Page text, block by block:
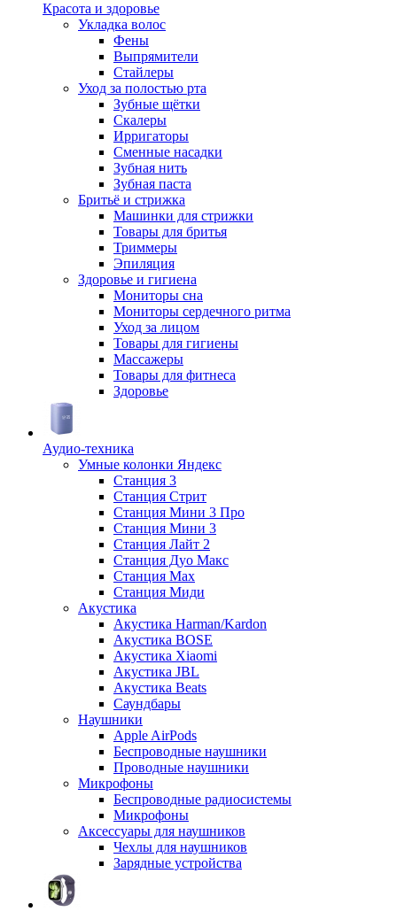
Красота и здоровье
Укладка волос
Фены
Выпрямители
Стайлеры
Уход за полостью рта
Зубные щётки
Скалеры
Ирригаторы
Сменные насадки
Зубная нить
Зубная паста
Бритьё и стрижка
Машинки для стрижки
Товары для бритья
Триммеры
Эпиляция
Здоровье и гигиена
Мониторы сна
Мониторы сердечного ритма
Уход за лицом
Товары для гигиены
Массажеры
Товары для фитнеса
Здоровье
Аудио-техника
Умные колонки Яндекс
Станция 3
Станция Стрит
Станция Мини 3 Про
Станция Мини 3
Станция Лайт 2
Станция Дуо Макс
Станция Max
Станция Миди
Акустика
Акустика Harman/Kardon
Акустика BOSE
Акустика Xiaomi
Акустика JBL
Акустика Beats
Саундбары
Наушники
Apple AirPods
Беспроводные наушники
Проводные наушники
Микрофоны
Беспроводные радиосистемы
Микрофоны
Аксессуары для наушников
Чехлы для наушников
Зарядные устройства